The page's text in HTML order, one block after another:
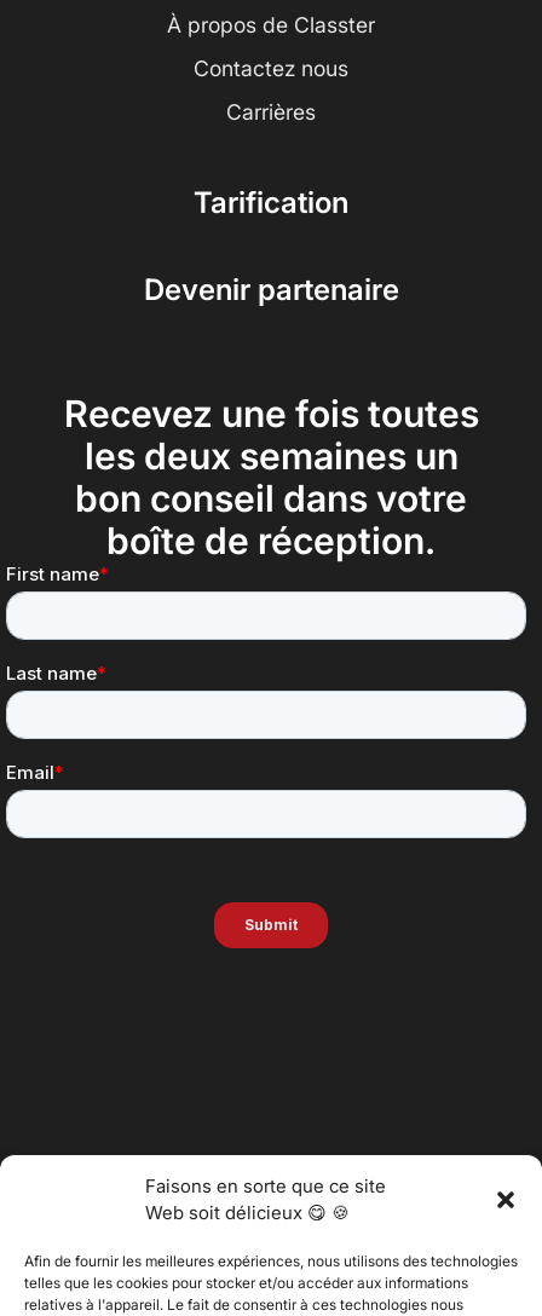
Faisons en sorte que ce site
Web soit délicieux 😋 🍪
Afin de fournir les meilleures expériences, nous utilisons des technologies
telles que les cookies pour stocker et/ou accéder aux informations
relatives à l'appareil. Le fait de consentir à ces technologies nous
À propos de Classter
Contactez nous
Carrières
Tarification
Devenir partenaire
Recevez une fois toutes
les deux semaines un
bon conseil dans votre
boîte de réception.